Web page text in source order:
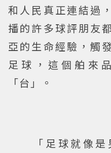
和人民真正連結過
播的許多球評朋友
亞的生命經驗，觸
足球，這個舶來
「台」。
「足球就像是